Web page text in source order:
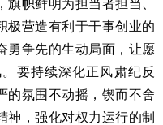
帜鲜明为担当者担当、
极营造有利于干事创业的
勇争先的生动局面，让愿
要持续深化正风肃纪反
的氛围不动摇，锲而不舍
神，强化对权力运行的制